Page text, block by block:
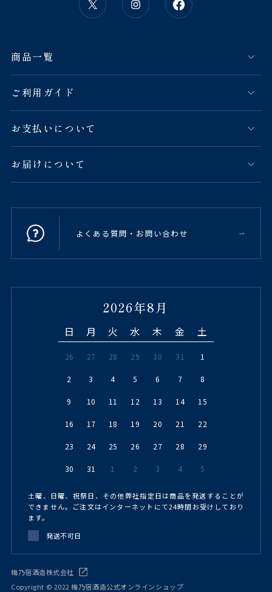
商品一覧
ご利用ガイド
お支払いについて
お届けについて
よくある質問・お問い合わせ
2026年8月
日 月 火 水 木 金 土
26 27 28 29 30 31 1
2 3 4 5 6 7 8
9 10 11 12 13 14 15
16 17 18 19 20 21 22
23 24 25 26 27 28 29
30 31 1 2 3 4 5
土曜、日曜、祝祭日、その他弊社指定日は商品を発送することが
できません。ご注文はインターネットにて24時間お受けしており
ます。
発送不可日
梅乃宿酒造株式会社
Copyright © 2022 梅乃宿酒造公式オンラインショップ